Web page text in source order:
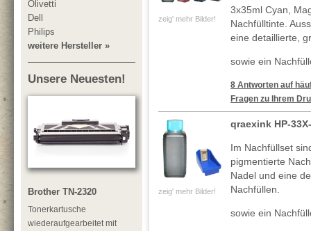
Olivetti
Dell
Philips
weitere Hersteller »
Unsere Neuesten!
Brother TN-2320
Tonerkartusche
wiederaufgearbeitet mit
zeig' mehr Bilder!
3x35ml Cyan,
Nachfülltinte.
eine detaillierte,
sowie ein
8 Antworten auf
Fragen zu Ihrem
zeig' mehr Bilder!
qraexink HP-
Im Nachfüllset
pigmentierte
Nadel und eine
Nachfüllen.
sowie ein